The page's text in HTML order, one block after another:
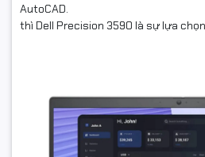
AutoCAD.
thì Dell Precision 3590 là sự lựa